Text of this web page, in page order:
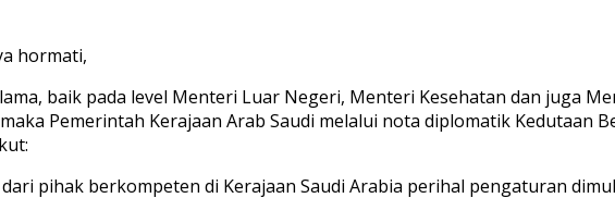
hormati,
baik pada level Menteri Luar Negeri, Menteri Kesehatan dan juga
Pemerintah Kerajaan Arab Saudi melalui nota diplomatik Kedutaan
pihak berkompeten di Kerajaan Saudi Arabia perihal pengaturan